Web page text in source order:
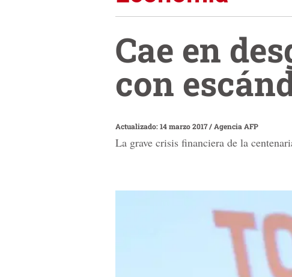
Cae en
con
Actualizado: 14 marzo 2017/ Agencia AFP
La grave crisis financiera de la